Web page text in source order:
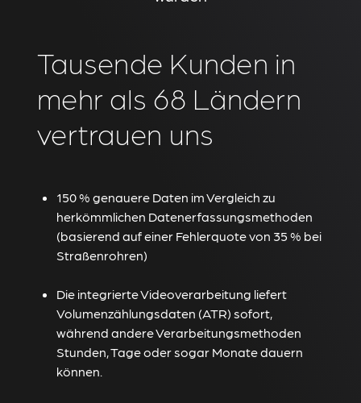
Tausende Kunden in
mehr als 68 Ländern
vertrauen uns
150 % genauere Daten im Vergleich zu
herkömmlichen Datenerfassungsmethoden
(basierend auf einer Fehlerquote von 35 % bei
Straßenrohren)
Die integrierte Videoverarbeitung liefert
Volumenzählungsdaten (ATR) sofort,
während andere Verarbeitungsmethoden
Stunden, Tage oder sogar Monate dauern
können.